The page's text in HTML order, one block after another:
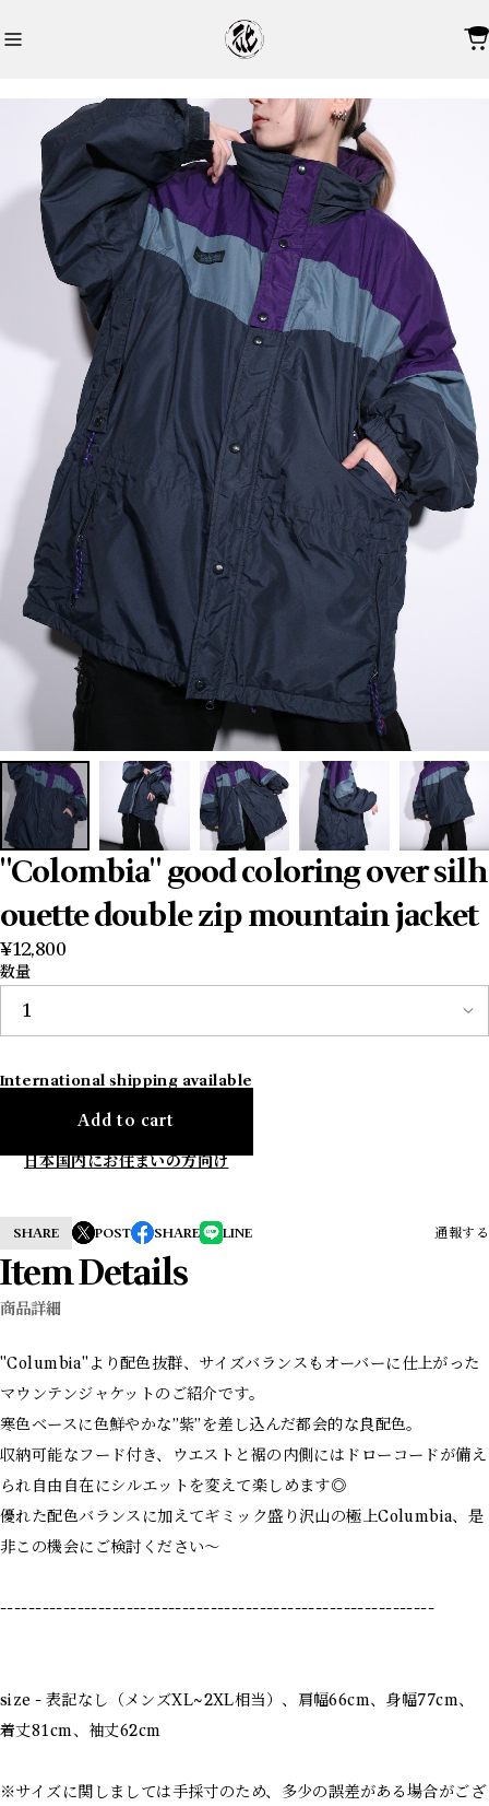
"Colombia" good coloring over silh
ouette double zip mountain jacket
¥12,800
数量
International shipping available
Add to cart
日本国内にお住まいの方向け
SHARE POST SHARE LINE 通報する
Item Details
商品詳細
"Columbia"より配色抜群、サイズバランスもオーバーに仕上がった
マウンテンジャケットのご紹介です。
寒色ベースに色鮮やかな”紫”を差し込んだ都会的な良配色。
収納可能なフード付き、ウエストと裾の内側にはドローコードが備え
られ自由自在にシルエットを変えて楽しめます◎
優れた配色バランスに加えてギミック盛り沢山の極上Columbia、是
非この機会にご検討ください〜
--------------------------------------------------------------
size - 表記なし（メンズXL~2XL相当）、肩幅66cm、身幅77cm、
着丈81cm、袖丈62cm
※サイズに関しましては手採寸のため、多少の誤差がある場合がござ